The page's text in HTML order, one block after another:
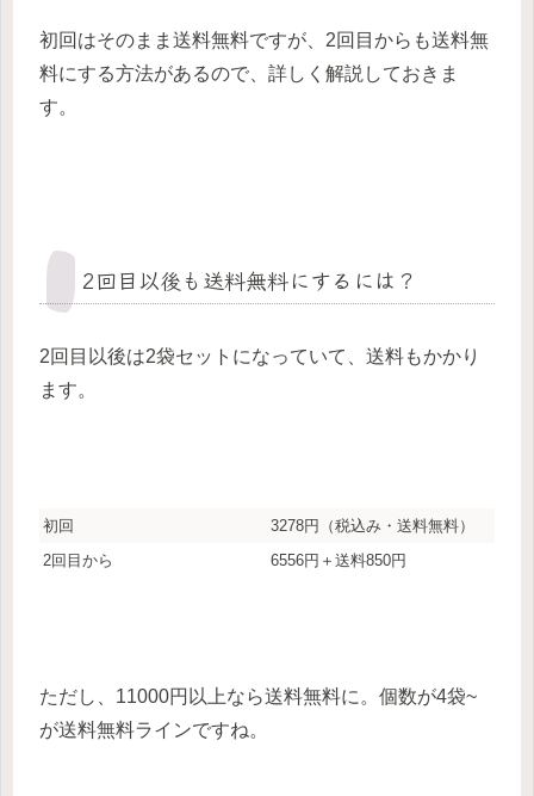
初回はそのまま送料無料ですが、2回目からも送料無
料にする方法があるので、詳しく解説しておきま
す。
2回目以後も送料無料にするには？
2回目以後は2袋セットになっていて、送料もかかり
ます。
初回
3278円（税込み・送料無料）
2回目から
6556円＋送料850円
ただし、11000円以上なら送料無料に。個数が4袋~
が送料無料ラインですね。